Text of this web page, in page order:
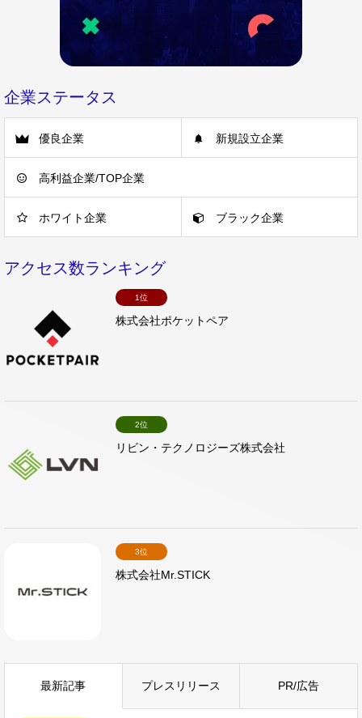
企業ステータス
優良企業 新規設立企業
高利益企業/TOP企業
ホワイト企業 ブラック企業
アクセス数ランキング
1位
株式会社ポケットペア
2位
リビン・テクノロジーズ株式会社
3位
株式会社Mr.STICK
最新記事 プレスリリース PR/広告